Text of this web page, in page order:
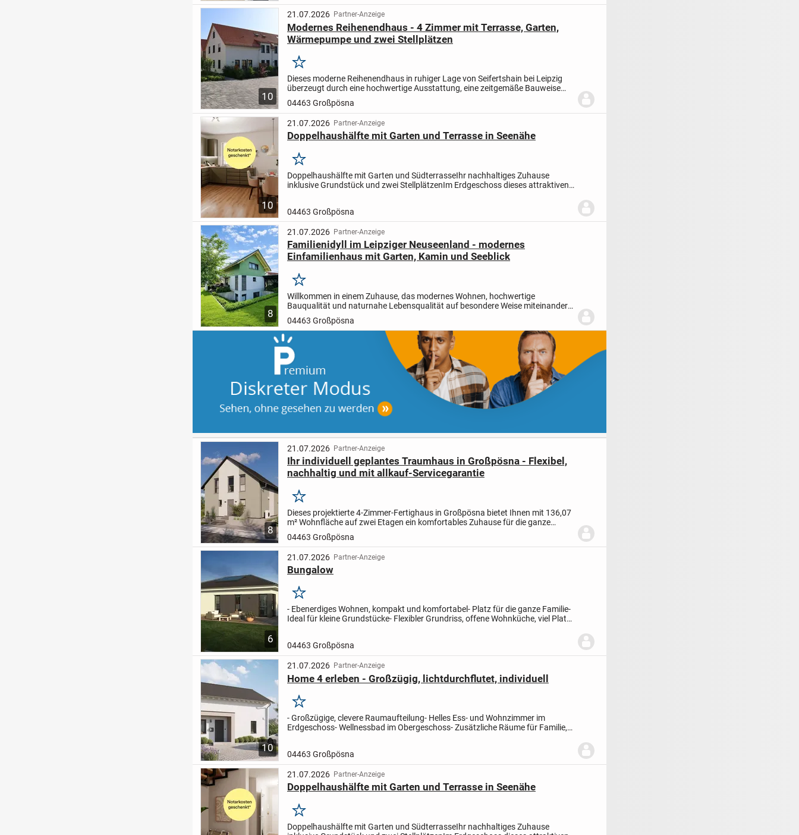
10
21.07.2026 Partner-Anzeige
Modernes Reihenendhaus - 4 Zimmer mit Terrasse, Garten,
Wärmepumpe und zwei Stellplätzen
Merken
Dieses moderne Reihenendhaus in ruhiger Lage von Seifertshain bei Leipzig
überzeugt durch eine hochwertige Ausstattung, eine zeitgemäße Bauweise
und ein durchdachtes Raumkonzept. Das im Jahr 2022...
04463 Großpösna
10
21.07.2026 Partner-Anzeige
Doppelhaushälfte mit Garten und Terrasse in Seenähe
Merken
Doppelhaushälfte mit Garten und SüdterrasseIhr nachhaltiges Zuhause
inklusive Grundstück und zwei StellplätzenIm Erdgeschoss dieses attraktiven
04463 Großpösna
8
21.07.2026 Partner-Anzeige
Familienidyll im Leipziger Neuseenland - modernes
Einfamilienhaus mit Garten, Kamin und Seeblick
Merken
Willkommen in einem Zuhause, das modernes Wohnen, hochwertige
Bauqualität und naturnahe Lebensqualität auf besondere Weise miteinander
verbindet. In einer der begehrtesten Wohnlagen des Leipziger...
04463 Großpösna
8
21.07.2026 Partner-Anzeige
Ihr individuell geplantes Traumhaus in Großpösna - Flexibel,
nachhaltig und mit allkauf-Servicegarantie
Merken
Dieses projektierte 4-Zimmer-Fertighaus in Großpösna bietet Ihnen mit 136,07
m² Wohnfläche auf zwei Etagen ein komfortables Zuhause für die ganze
Familie. Auf einem großzügigen Grundstück von 505 m²...
04463 Großpösna
6
21.07.2026 Partner-Anzeige
Bungalow
Merken
- Ebenerdiges Wohnen, kompakt und komfortabel- Platz für die ganze Familie-
Ideal für kleine Grundstücke- Flexibler Grundriss, offene Wohnküche, viel Platz
04463 Großpösna
10
21.07.2026 Partner-Anzeige
Home 4 erleben - Großzügig, lichtdurchflutet, individuell
Merken
- Großzügige, clevere Raumaufteilung- Helles Ess- und Wohnzimmer im
Erdgeschoss- Wellnessbad im Obergeschoss- Zusätzliche Räume für Familie,
04463 Großpösna
21.07.2026 Partner-Anzeige
Doppelhaushälfte mit Garten und Terrasse in Seenähe
Merken
Doppelhaushälfte mit Garten und SüdterrasseIhr nachhaltiges Zuhause